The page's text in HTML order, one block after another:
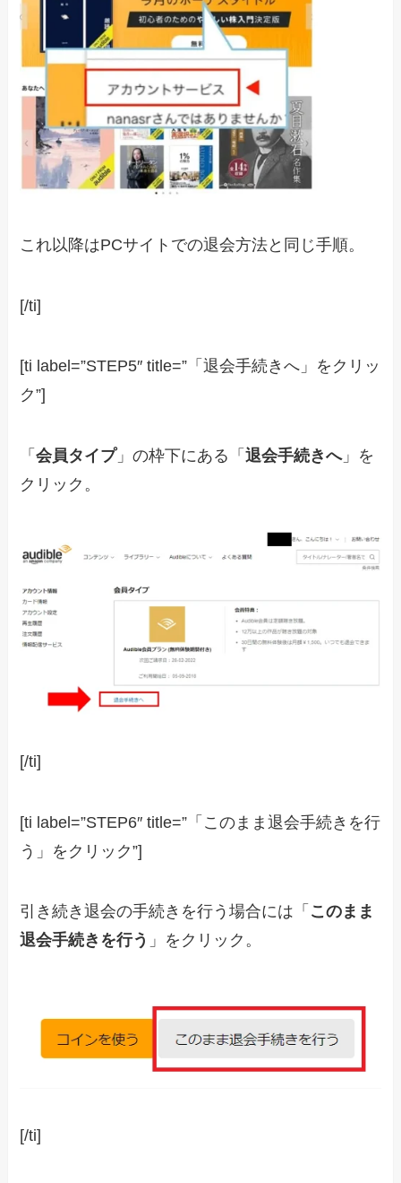
これ以降はPCサイトでの退会方法と同じ手順。
[/ti]
[ti label=”STEP5″ title=”「退会手続きへ」をクリッ
ク”]
「会員タイプ」の枠下にある「退会手続きへ」を
クリック。
[/ti]
[ti label=”STEP6″ title=”「このまま退会手続きを行
う」をクリック”]
引き続き退会の手続きを行う場合には「 このまま
退会手続きを行う 」をクリック。
[/ti]